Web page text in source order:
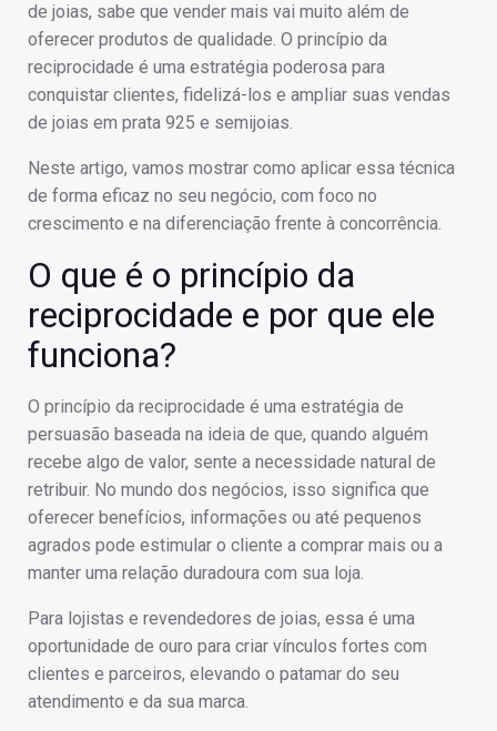
de joias, sabe que vender mais vai muito além de
oferecer produtos de qualidade. O princípio da
reciprocidade é uma estratégia poderosa para
conquistar clientes, fidelizá-los e ampliar suas vendas
de joias em prata 925 e semijoias.
Neste artigo, vamos mostrar como aplicar essa técnica
de forma eficaz no seu negócio, com foco no
crescimento e na diferenciação frente à concorrência.
O que é o princípio da
reciprocidade e por que ele
funciona?
O princípio da reciprocidade é uma estratégia de
persuasão baseada na ideia de que, quando alguém
recebe algo de valor, sente a necessidade natural de
retribuir. No mundo dos negócios, isso significa que
oferecer benefícios, informações ou até pequenos
agrados pode estimular o cliente a comprar mais ou a
manter uma relação duradoura com sua loja.
Para lojistas e revendedores de joias, essa é uma
oportunidade de ouro para criar vínculos fortes com
clientes e parceiros, elevando o patamar do seu
atendimento e da sua marca.